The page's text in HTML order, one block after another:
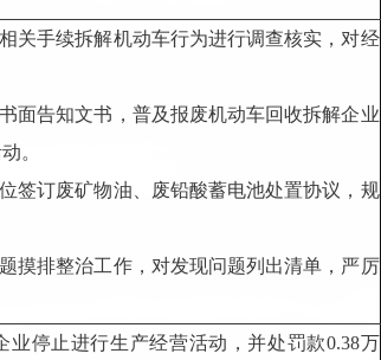
关手续拆解机动车行为进行调查核实，对经
面告知文书，普及报废机动车回收拆解企业
。
签订废矿物油、废铅酸蓄电池处置协议，规
摸排整治工作，对发现问题列出清单，严厉
业停止进行生产经营活动，并处罚款0.38万